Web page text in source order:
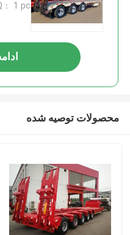
： 1 pc
محصولات توصیه شده